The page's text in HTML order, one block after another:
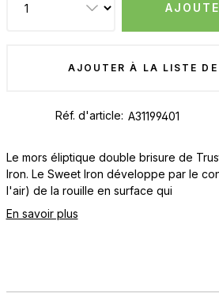
AJOUTER À LA LISTE
Réf. d'article:
Le mors éliptique double brisure de
Iron. Le Sweet Iron développe par le
l'air) de la rouille en surface qui
En savoir plus